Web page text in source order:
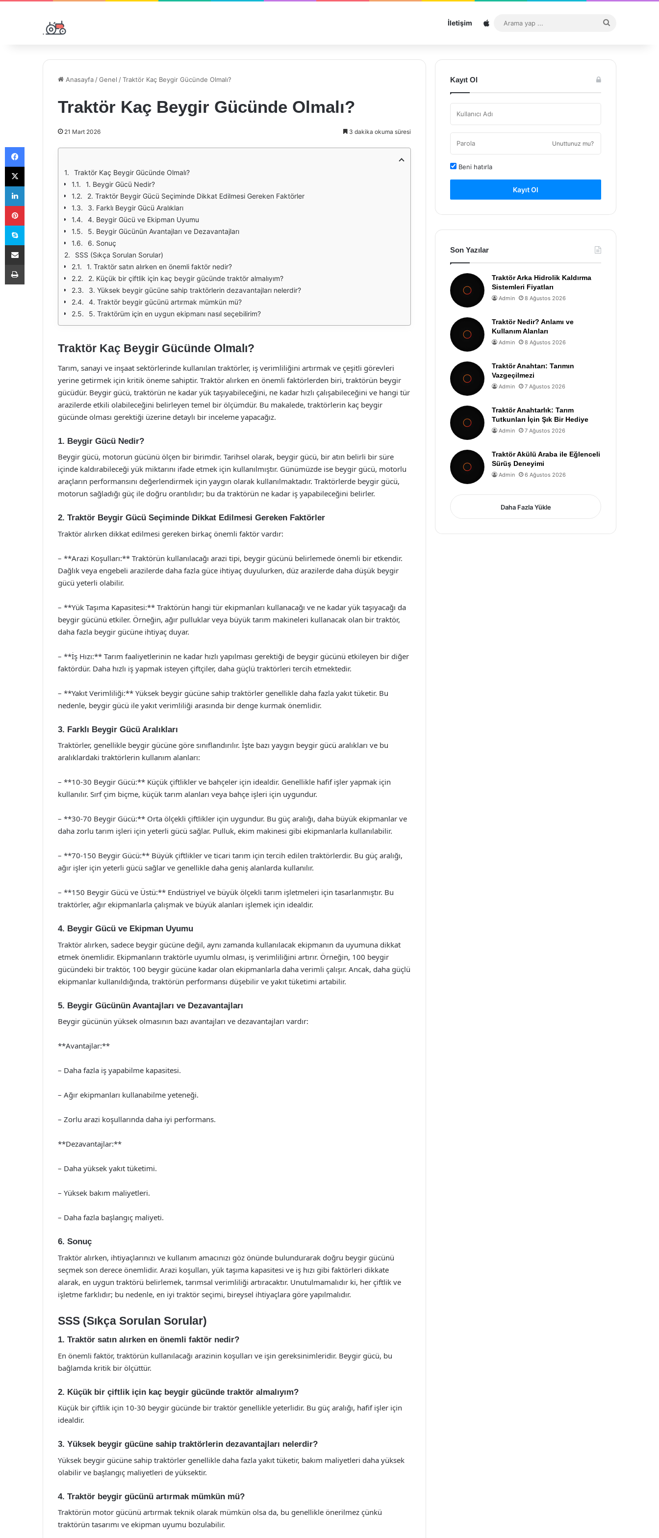
İletişim Sitemap
...
Anasayfa /Genel /Traktör Kaç Beygir Gücünde Olmalı?
Traktör Kaç Beygir Gücünde Olmalı?
21 Mart 2026 3 dakika okuma süresi
Traktör Kaç Beygir Gücünde Olmalı?
1. Beygir Gücü Nedir?
2. Traktör Beygir Gücü Seçiminde Dikkat Edilmesi Gereken Faktörler
3. Farklı Beygir Gücü Aralıkları
4. Beygir Gücü ve Ekipman Uyumu
5. Beygir Gücünün Avantajları ve Dezavantajları
6. Sonuç
SSS (Sıkça Sorulan Sorular)
1. Traktör satın alırken en önemli faktör nedir?
2. Küçük bir çiftlik için kaç beygir gücünde traktör almalıyım?
3. Yüksek beygir gücüne sahip traktörlerin dezavantajları nelerdir?
4. Traktör beygir gücünü artırmak mümkün mü?
5. Traktörüm için en uygun ekipmanı nasıl seçebilirim?
Traktör Kaç Beygir Gücünde Olmalı?
Tarım, sanayi ve inşaat sektörlerinde kullanılan traktörler, iş verimliliğini artırmak ve çeşitli görevleri
yerine getirmek için kritik öneme sahiptir. Traktör alırken en önemli faktörlerden biri, traktörün beygir
gücüdür. Beygir gücü, traktörün ne kadar yük taşıyabileceğini, ne kadar hızlı çalışabileceğini ve hangi tür
arazilerde etkili olabileceğini belirleyen temel bir ölçümdür. Bu makalede, traktörlerin kaç beygir
gücünde olması gerektiği üzerine detaylı bir inceleme yapacağız.
1. Beygir Gücü Nedir?
Beygir gücü, motorun gücünü ölçen bir birimdir. Tarihsel olarak, beygir gücü, bir atın belirli bir süre
içinde kaldırabileceği yük miktarını ifade etmek için kullanılmıştır. Günümüzde ise beygir gücü, motorlu
araçların performansını değerlendirmek için yaygın olarak kullanılmaktadır. Traktörlerde beygir gücü,
motorun sağladığı güç ile doğru orantılıdır; bu da traktörün ne kadar iş yapabileceğini belirler.
2. Traktör Beygir Gücü Seçiminde Dikkat Edilmesi Gereken Faktörler
Traktör alırken dikkat edilmesi gereken birkaç önemli faktör vardır:
– **Arazi Koşulları:** Traktörün kullanılacağı arazi tipi, beygir gücünü belirlemede önemli bir etkendir.
Dağlık veya engebeli arazilerde daha fazla güce ihtiyaç duyulurken, düz arazilerde daha düşük beygir
gücü yeterli olabilir.
– **Yük Taşıma Kapasitesi:** Traktörün hangi tür ekipmanları kullanacağı ve ne kadar yük taşıyacağı da
beygir gücünü etkiler. Örneğin, ağır pulluklar veya büyük tarım makineleri kullanacak olan bir traktör,
daha fazla beygir gücüne ihtiyaç duyar.
– **İş Hızı:** Tarım faaliyetlerinin ne kadar hızlı yapılması gerektiği de beygir gücünü etkileyen bir diğer
faktördür. Daha hızlı iş yapmak isteyen çiftçiler, daha güçlü traktörleri tercih etmektedir.
– **Yakıt Verimliliği:** Yüksek beygir gücüne sahip traktörler genellikle daha fazla yakıt tüketir. Bu
nedenle, beygir gücü ile yakıt verimliliği arasında bir denge kurmak önemlidir.
3. Farklı Beygir Gücü Aralıkları
Traktörler, genellikle beygir gücüne göre sınıflandırılır. İşte bazı yaygın beygir gücü aralıkları ve bu
aralıklardaki traktörlerin kullanım alanları:
– **10-30 Beygir Gücü:** Küçük çiftlikler ve bahçeler için idealdir. Genellikle hafif işler yapmak için
kullanılır. Sırf çim biçme, küçük tarım alanları veya bahçe işleri için uygundur.
– **30-70 Beygir Gücü:** Orta ölçekli çiftlikler için uygundur. Bu güç aralığı, daha büyük ekipmanlar ve
daha zorlu tarım işleri için yeterli gücü sağlar. Pulluk, ekim makinesi gibi ekipmanlarla kullanılabilir.
– **70-150 Beygir Gücü:** Büyük çiftlikler ve ticari tarım için tercih edilen traktörlerdir. Bu güç aralığı,
ağır işler için yeterli gücü sağlar ve genellikle daha geniş alanlarda kullanılır.
– **150 Beygir Gücü ve Üstü:** Endüstriyel ve büyük ölçekli tarım işletmeleri için tasarlanmıştır. Bu
traktörler, ağır ekipmanlarla çalışmak ve büyük alanları işlemek için idealdir.
4. Beygir Gücü ve Ekipman Uyumu
Traktör alırken, sadece beygir gücüne değil, aynı zamanda kullanılacak ekipmanın da uyumuna dikkat
etmek önemlidir. Ekipmanların traktörle uyumlu olması, iş verimliliğini artırır. Örneğin, 100 beygir
gücündeki bir traktör, 100 beygir gücüne kadar olan ekipmanlarla daha verimli çalışır. Ancak, daha güçlü
ekipmanlar kullanıldığında, traktörün performansı düşebilir ve yakıt tüketimi artabilir.
5. Beygir Gücünün Avantajları ve Dezavantajları
Beygir gücünün yüksek olmasının bazı avantajları ve dezavantajları vardır:
**Avantajlar:**
– Daha fazla iş yapabilme kapasitesi.
– Ağır ekipmanları kullanabilme yeteneği.
– Zorlu arazi koşullarında daha iyi performans.
**Dezavantajlar:**
– Daha yüksek yakıt tüketimi.
– Yüksek bakım maliyetleri.
– Daha fazla başlangıç maliyeti.
6. Sonuç
Traktör alırken, ihtiyaçlarınızı ve kullanım amacınızı göz önünde bulundurarak doğru beygir gücünü
seçmek son derece önemlidir. Arazi koşulları, yük taşıma kapasitesi ve iş hızı gibi faktörleri dikkate
alarak, en uygun traktörü belirlemek, tarımsal verimliliği artıracaktır. Unutulmamalıdır ki, her çiftlik ve
işletme farklıdır; bu nedenle, en iyi traktör seçimi, bireysel ihtiyaçlara göre yapılmalıdır.
SSS (Sıkça Sorulan Sorular)
1. Traktör satın alırken en önemli faktör nedir?
En önemli faktör, traktörün kullanılacağı arazinin koşulları ve işin gereksinimleridir. Beygir gücü, bu
bağlamda kritik bir ölçüttür.
2. Küçük bir çiftlik için kaç beygir gücünde traktör almalıyım?
Küçük bir çiftlik için 10-30 beygir gücünde bir traktör genellikle yeterlidir. Bu güç aralığı, hafif işler için
idealdir.
3. Yüksek beygir gücüne sahip traktörlerin dezavantajları nelerdir?
Yüksek beygir gücüne sahip traktörler genellikle daha fazla yakıt tüketir, bakım maliyetleri daha yüksek
olabilir ve başlangıç maliyetleri de yüksektir.
4. Traktör beygir gücünü artırmak mümkün mü?
Traktörün motor gücünü artırmak teknik olarak mümkün olsa da, bu genellikle önerilmez çünkü
traktörün tasarımı ve ekipman uyumu bozulabilir.
Kayıt Ol
Unuttunuz mu?
Beni hatırla
Kayıt Ol
Son Yazılar
Traktör Arka Hidrolik Kaldırma
Sistemleri Fiyatları
Admin 8 Ağustos 2026
Traktör Nedir? Anlamı ve
Kullanım Alanları
Admin 8 Ağustos 2026
Traktör Anahtarı: Tarımın
Vazgeçilmezi
Admin 7 Ağustos 2026
Traktör Anahtarlık: Tarım
Tutkunları İçin Şık Bir Hediye
Admin 7 Ağustos 2026
Traktör Akülü Araba ile Eğlenceli
Sürüş Deneyimi
Admin 6 Ağustos 2026
Daha Fazla Yükle
Facebook
X
LinkedIn
Pinterest
Skype
E-Posta ile paylaş